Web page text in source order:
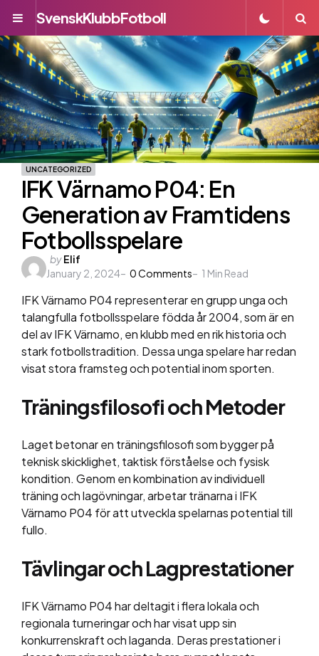
Menu
SvenskKlubbFotboll
UNCATEGORIZED
IFK Värnamo P04: En
Generation av Framtidens
Fotbollsspelare
Posted
by
byElif
January 2, 2024
0Comments 1 Min Read
IFK Värnamo P04 representerar en grupp unga och
talangfulla fotbollsspelare födda år 2004, som är en
del av IFK Värnamo, en klubb med en rik historia och
stark fotbollstradition. Dessa unga spelare har redan
visat stora framsteg och potential inom sporten.
Träningsfilosofi och Metoder
Laget betonar en träningsfilosofi som bygger på
teknisk skicklighet, taktisk förståelse och fysisk
kondition. Genom en kombination av individuell
träning och lagövningar, arbetar tränarna i IFK
Värnamo P04 för att utveckla spelarnas potential till
fullo.
Tävlingar och Lagprestationer
IFK Värnamo P04 har deltagit i flera lokala och
regionala turneringar och har visat upp sin
konkurrenskraft och laganda. Deras prestationer i